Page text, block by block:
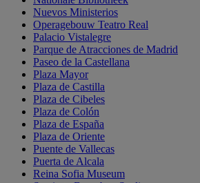
Nuevos Ministerios
Operagebouw Teatro Real
Palacio Vistalegre
Parque de Atracciones de Madrid
Paseo de la Castellana
Plaza Mayor
Plaza de Castilla
Plaza de Cibeles
Plaza de Colón
Plaza de España
Plaza de Oriente
Puente de Vallecas
Puerta de Alcala
Reina Sofia Museum